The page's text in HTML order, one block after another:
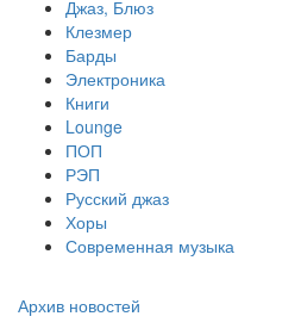
Джаз, Блюз
Клезмер
Барды
Электроника
Книги
Lounge
ПОП
РЭП
Русский джаз
Хоры
Современная музыка
Архив новостей